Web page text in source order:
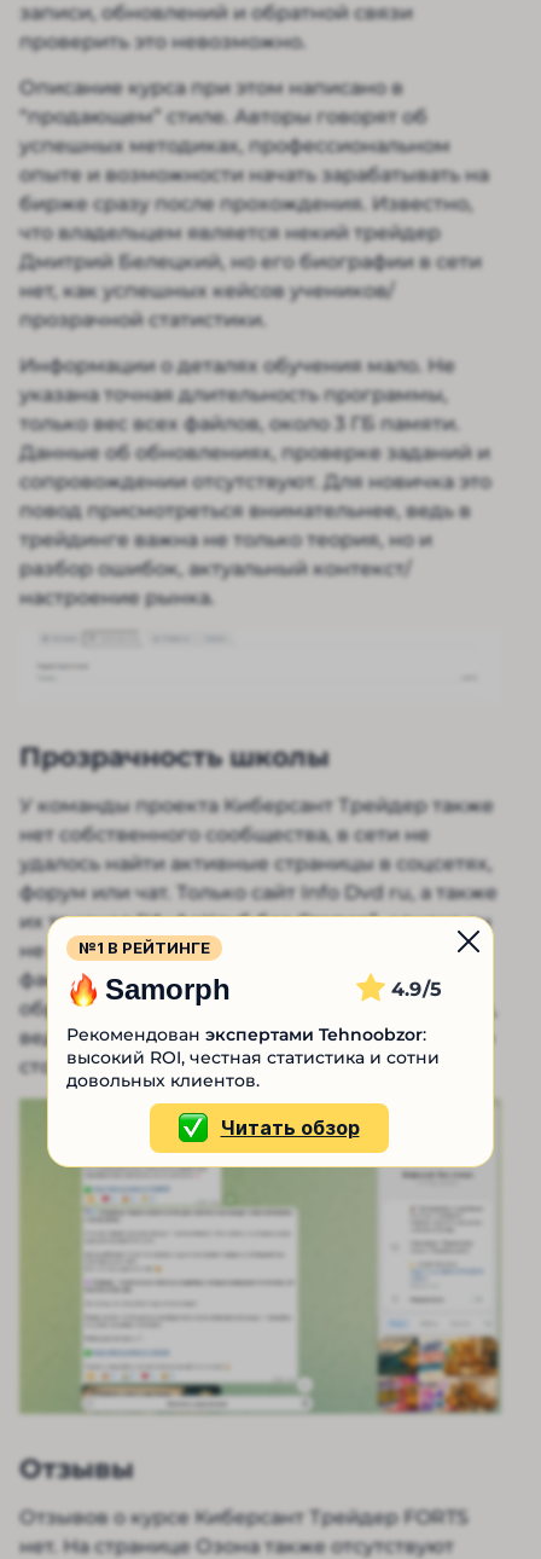
записи, обновлений и обратной связи
проверить это невозможно.
Описание курса при этом написано в
“продающем” стиле. Авторы говорят об
успешных методиках, профессиональном
опыте и возможности начать зарабатывать на
бирже сразу после прохождения. Известно,
что владельцем является некий трейдер
Дмитрий Белецкий, но его биографии в сети
нет, как успешных кейсов учеников/
прозрачной статистики.
Информации о деталях обучения мало. Не
указана точная длительность программы,
только вес всех файлов, около 3 ГБ памяти.
Данные об обновлениях, проверке заданий и
сопровождении отсутствуют. Для новичка это
повод присмотреться внимательнее, ведь в
трейдинге важна не только теория, но и
разбор ошибок, актуальный контекст/
настроение рынка.
Прозрачность школы
У команды проекта Киберсант Трейдер также
нет собственного сообщества, в сети не
удалось найти активные страницы в соцсетях,
форум или чат. Только сайт Info Dvd ru, а также
их тг канал “ИнфоКлуб без Стопов”, однако он
не имеет прямого отношения к курсу, а
фактически выступает агрегатором
образовательных программ в сфере торговли,
ведь в ленте фигурирует большое количество
сторонних курсов и трейдеров.
Отзывы
Отзывов о курсе Киберсант Трейдер FORTS
нет. На странице Озона также отсутствуют
№1 В РЕЙТИНГЕ
Samorph 4.9
Рекомендован экспертами Tehnoobzor:
высокий ROI, честная статистика и сотни
довольных клиентов.
Читать обзор